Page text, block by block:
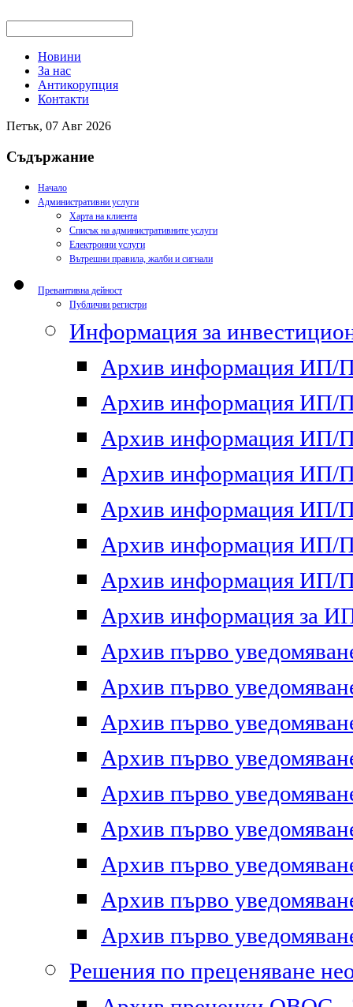
Новини
За нас
Антикорупция
Контакти
Петък, 07 Авг 2026
Съдържание
Начало
Административни услуги
Харта на клиента
Списък на административните услуги
Електронни услуги
Вътрешни правила, жалби и сигнали
Превантивна дейност
Публични регистри
Информация за
Архив информация ИП/
Архив информация ИП/
Архив информация ИП/
Архив информация ИП/
Архив информация ИП/
Архив информация ИП/
Архив информация ИП/
Архив информация за
Архив първо
Архив първо
Архив първо
Архив първо
Архив първо
Архив първо
Архив първо
Архив първо
Архив първо
Решения по преценяване